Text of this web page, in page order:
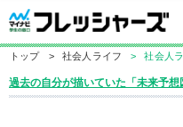
トップ > 社会人ライフ > 社会人
過去の自分が描いていた「未来予